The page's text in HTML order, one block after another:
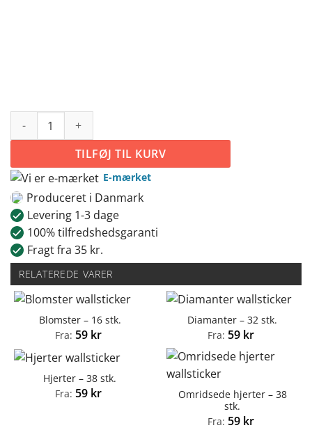
TILFØJ TIL KURV
E-mærket
Produceret i Danmark
Levering 1-3 dage
100% tilfredshedsgaranti
Fragt fra 35 kr.
RELATEREDE VARER
Blomster – 16 stk.
Fra: 59 kr
Diamanter – 32 stk.
Fra: 59 kr
Hjerter – 38 stk.
Fra: 59 kr
Omridsede hjerter – 38
stk.
Fra: 59 kr